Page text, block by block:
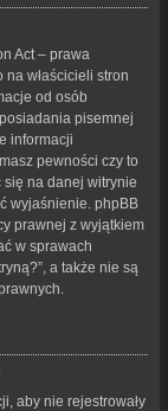
Act – prawa
właścicieli stron
od osób
pisemnej
informacji
pewności czy to
na danej witrynie
wyjaśnienie. phpBB
prawnej z wyjątkiem
w sprawach
a także nie są
aby nie rejestrowały